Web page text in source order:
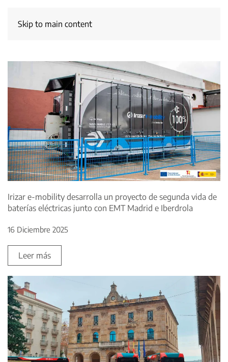
Skip to main content
Irizar e-mobility desarrolla un proyecto de segunda vida de
baterías eléctricas junto con EMT Madrid e Iberdrola
16 Diciembre 2025
Leer más